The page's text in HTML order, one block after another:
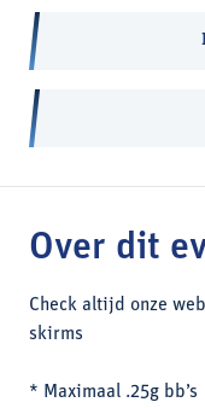
Over dit
Check altijd onze
skirms
* Maximaal .25g bb’s